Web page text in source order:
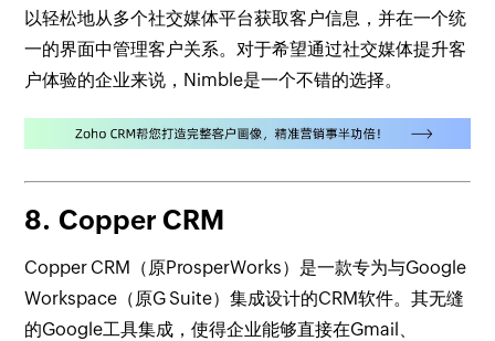
以轻松地从多个社交媒体平台获取客户信息，并在一个统
一的界面中管理客户关系。对于希望通过社交媒体提升客
户体验的企业来说，Nimble是一个不错的选择。
8.Copper CRM
Copper CRM（原ProsperWorks）是一款专为与Google
Workspace（原G Suite）集成设计的CRM软件。其无缝
的Google工具集成，使得企业能够直接在Gmail、